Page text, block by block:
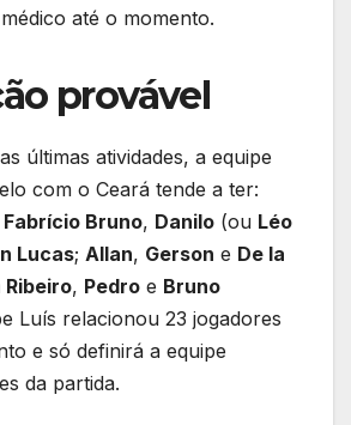
até o momento.
provável
últimas atividades, a equipe
com o Ceará tende a ter:
Fabrício Bruno, Danilo (ou Léo
Lucas; Allan, Gerson e De la
, Pedro e Bruno
Luís relacionou 23 jogadores
e só definirá a equipe
da partida.